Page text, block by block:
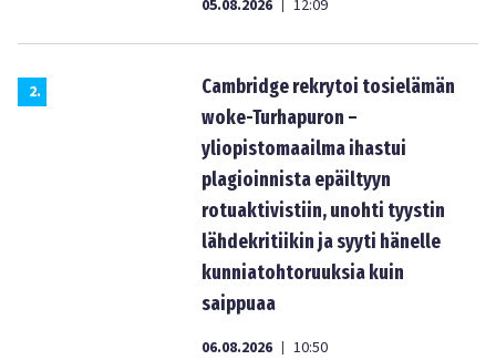
05.08.2026 | 12:09
2.
Cambridge rekrytoi tosielämän
woke-Turhapuron –
yliopistomaailma ihastui
plagioinnista epäiltyyn
rotuaktivistiin, unohti tyystin
lähdekritiikin ja syyti hänelle
kunniatohtoruuksia kuin
saippuaa
06.08.2026 | 10:50